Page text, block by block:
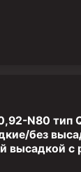
N80 тип
без
высадкой с